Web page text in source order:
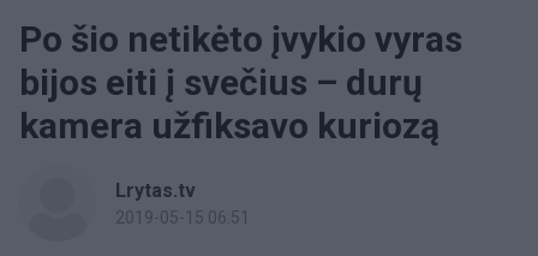
Po šio netikėto įvykio vyras
bijos eiti į svečius – durų
kamera užfiksavo kuriozą
Lrytas.tv
2019-05-15 06:51